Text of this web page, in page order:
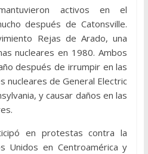
activos en el
después de Catonsville.
Rejas de Arado, una
nucleares en 1980. Ambos
después de irrumpir en las
nucleares de General Electric
y causar daños en las
en protestas contra la
Unidos en Centroamérica y